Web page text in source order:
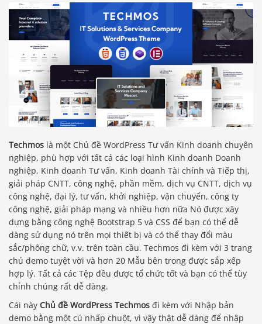
Techmos là một Chủ đề WordPress Tư vấn Kinh doanh chuyên
nghiệp, phù hợp với tất cả các loại hình Kinh doanh Doanh
nghiệp, Kinh doanh Tư vấn, Kinh doanh Tài chính và Tiếp thị,
giải pháp CNTT, công nghệ, phần mềm, dịch vụ CNTT, dịch vụ
công nghệ, đại lý, tư vấn, khởi nghiệp, vận chuyển, công ty
công nghệ, giải pháp mạng và nhiều hơn nữa Nó được xây
dựng bằng công nghệ Bootstrap 5 và CSS để bạn có thể dễ
dàng sử dụng nó trên mọi thiết bị và có thể thay đổi màu
sắc/phông chữ, v.v. trên toàn cầu. Techmos đi kèm với 3 trang
chủ demo tuyệt vời và hơn 20 Mẫu bên trong được sắp xếp
hợp lý. Tất cả các Tệp đều được tổ chức tốt và bạn có thể tùy
chỉnh chúng rất dễ dàng.
Cái này Chủ đề WordPress Techmos đi kèm với Nhập bản
demo bằng một cú nhấp chuột, vì vậy thật dễ dàng để nhập